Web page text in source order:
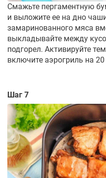
Смажьте пергаментную
и выложите ее на дно
замаринованного мяса
выкладывайте между
подгорел. Активируйте
включите аэрогриль на
Шаг 7